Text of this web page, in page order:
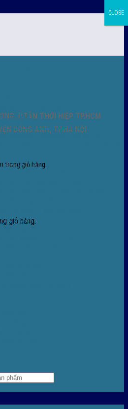
P.TÂN THỚI HIỆP TP.HCM
ĐÔNG ANH, TP.HÀ NỘI
trong giỏ hàng.
giỏ hàng.
co POF
co PVC
quấn PALLET- màng PE- màng chit
skinpack - skinfilm - hút sát da
co POF
tùng thay thế
CLOSE